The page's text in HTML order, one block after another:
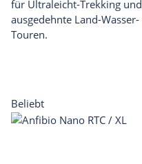
für Ultraleicht-Trekking und
ausgedehnte Land-Wasser-
Touren.
Beliebt